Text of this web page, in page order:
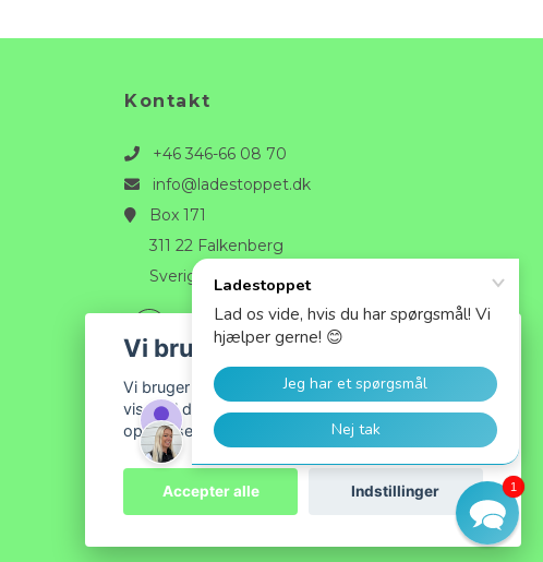
Kontakt
+46 346-66 08 70
info@ladestoppet.dk
Box 171
311 22 Falkenberg
Sverige
Vi bruger cookies
Vi bruger cookies til at tilpasse det indhold, der
vises til dig, og for at give dig den bedst mulige
oplevelse, når du handler hos os.
Accepter alle Indstillinger 1